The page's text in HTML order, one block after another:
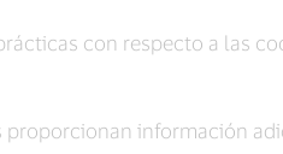
con respecto a las
información